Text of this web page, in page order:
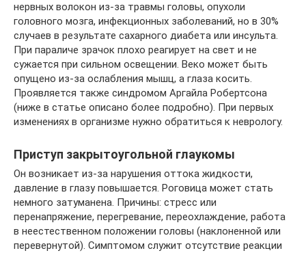
нервных волокон из-за травмы головы, опухоли
головного мозга, инфекционных заболеваний, но в 30%
случаев в результате сахарного диабета или инсульта.
При параличе зрачок плохо реагирует на свет и не
сужается при сильном освещении. Веко может быть
опущено из-за ослабления мышц, а глаза косить.
Проявляется также синдромом Аргайла Робертсона
(ниже в статье описано более подробно). При первых
изменениях в организме нужно обратиться к неврологу.
Приступ закрытоугольной глаукомы
Он возникает из-за нарушения оттока жидкости,
давление в глазу повышается. Роговица может стать
немного затуманена. Причины: стресс или
перенапряжение, перегревание, переохлаждение, работа
в неестественном положении головы (наклоненной или
перевернутой). Симптомом служит отсутствие реакции